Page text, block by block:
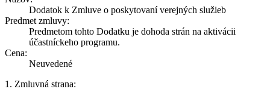
Dodatok k Zmluve o poskytovaní verejných služieb
Predmet zmluvy:
Predmetom tohto Dodatku je dohoda strán na aktivácii
účastníckeho programu.
Cena:
Neuvedené
1. Zmluvná strana: